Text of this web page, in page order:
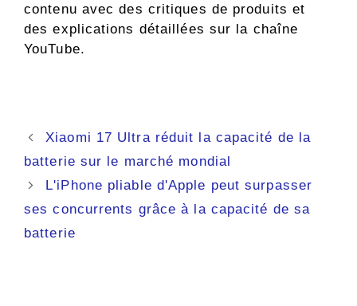
contenu avec des critiques de produits et
des explications détaillées sur la chaîne
YouTube.
Navigation
des
Xiaomi 17 Ultra réduit la capacité de la
batterie sur le marché mondial
L'iPhone pliable d'Apple peut surpasser
ses concurrents grâce à la capacité de sa
batterie